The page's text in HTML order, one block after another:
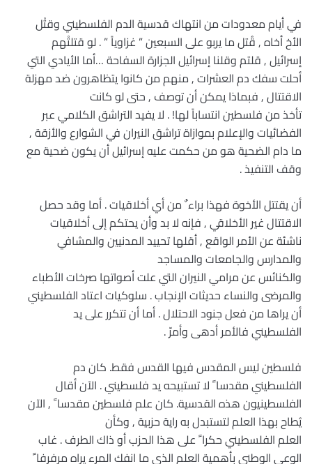
في أيام معدودات من انتهاك قدسية الدم الفلسطيني وقتْل
الأخ أخاه , قُتل ما يربو على السبعين ” غزاوياً ” . لو قتلتْهم
إسرائيل , قلتم وقلنا إسرائيل الجزارة السفاحة …أما الأيادي التي
أحلت سفك دم العشرات , منهم من كانوا يتظاهرون ضد مهزلة
الاقتتال , فبماذا يمكن أن توصف , حتى لو كانت
تأخذ من فلسطين انتساباً لها! . لا يفيد التراشق الكلامي عبر
الفضائيات والإعلام بموازاة تراشق النيران في الشوارع والأزقة ,
ما دام الضحية هو من حكمت عليه إسرائيل أن يكون ضحية مع
وقف التنفيذ .
أن يقتتل الأخوة فهذا براء ٌ من أي أخلاقيات . أما وقد حصل
الاقتتال غير الأخلاقي , فإنه لا بد وأن يحتكم إلى أخلاقيات
ناشئة عن الأمر الواقع , أقلها تحييد المدنيين والمشافي
والمدارس والجامعات والمساجد
والكنائس عن مرامي النيران التي علت أصواتها صرخات الأطباء
والمرضى والنساء حديثات الإنجاب . سلوكيات اعتاد الفلسطيني
أن يراها من فعل جنود الاحتلال . أما أن تتكرر على يد
الفلسطيني فالأمر أدهى وأمرّ .
فلسطين ليس المقدس فيها القدس فقط. كان دم
الفلسطيني مقدسا ً لا تستبيحه يد فلسطيني . الآن أقال
الفلسطينيون هذه القدسية. كان علم فلسطين مقدسا ً , الآن
يُطاح بهذا العلم لتستبدل به راية حزبية , وكأن
العلم الفلسطيني حكرا ً على هذا الحزب أو ذاك الطرف . غاب
الوعي الوطني بأهمية العلم الذي ما انفك المرء يراه مرفرفا ً